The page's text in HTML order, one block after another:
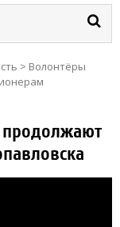
> Волонтёры
продолжают